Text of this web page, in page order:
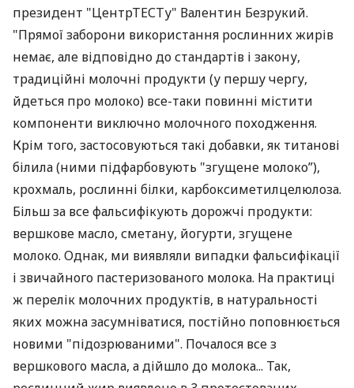
президент "ЦентрТЕСТу" Валентин Безрукий.
"Прямої заборони використання рослинних жирів
немає, але відповідно до стандартів і закону,
традиційні молочні продукти (у першу чергу,
йдеться про молоко) все-таки повинні містити
компоненти виключно молочного походження.
Крім того, застосовуються такі добавки, як титанові
білила (ними підфарбовують "згущене молоко”),
крохмаль, рослинні білки, карбоксиметилцелюлоза.
Більш за все фальсифікують дорожчі продукти:
вершкове масло, сметану, йогурти, згущене
молоко. Однак, ми виявляли випадки фальсифікації
і звичайного пастеризованого молока. На практиці
ж перелік молочних продуктів, в натуральності
яких можна засумніватися, постійно поповнюється
новими "підозрюваними". Почалося все з
вершкового масла, а дійшло до молока... Так,